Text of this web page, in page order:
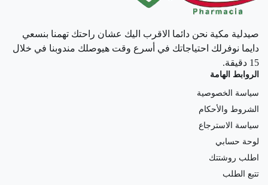
صيدلية مكية نحن دائما الاقرب اليك عشان راحتك تهمنا بنسعي
دايما نوفرلك احتياجاتك في أسرع وقت هيوصلك مندوبنا في خلال
15 دقيقة.
الروابط الهامة
سياسة الخصوصية
الشروط والأحكام
سياسة الاسترجاع
لوحة حسابي
اطلب روشتتك
تتبع الطلب